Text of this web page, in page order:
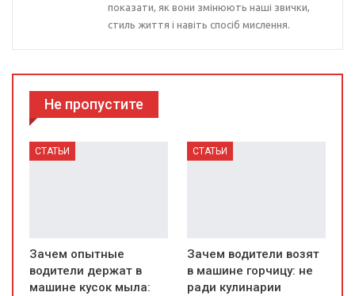
показати, як вони змінюють наші звички,
стиль життя і навіть спосіб мислення.
Не пропустите
СТАТЬИ
Зачем опытные
водители держат в
машине кусок мыла:
СТАТЬИ
Зачем водители возят
в машине горчицу: не
ради кулинарии